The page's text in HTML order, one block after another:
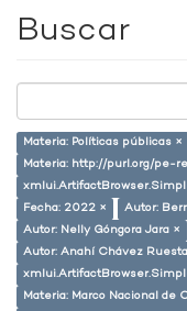
Buscar
Materia: Políticas públicas ×
Materia: http://purl.org/pe-
Fecha: 2022 ×
Autor:
Autor: Nelly Góngora Jara ×
Autor: Anahí Chávez
Materia: Marco Nacional de